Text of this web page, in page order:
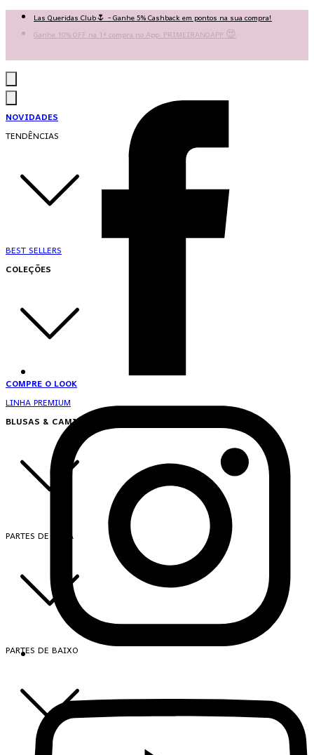
Las Queridas Club🌷 - Ganhe 5% Cashback em pontos na sua compra!
Ganhe 10% OFF na 1ª compra no App: PRIMEIRANOAPP 😍
NOVIDADES
TENDÊNCIAS
BEST SELLERS
COLEÇÕES
COMPRE O LOOK
LINHA PREMIUM
BLUSAS & CAMISAS
PARTES DE CIMA
PARTES DE BAIXO